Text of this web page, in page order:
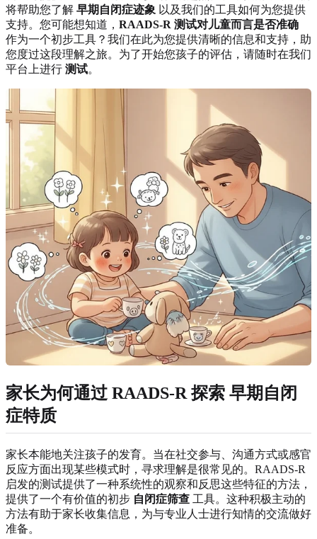
将帮助您了解 早期自闭症迹象 以及我们的工具如何为您提供
支持。您可能想知道， RAADS-R 测试对儿童而言是否准确
作为一个初步工具？我们在此为您提供清晰的信息和支持，助
您度过这段理解之旅。为了开始您孩子的评估，请随时在我们
平台上进行 测试。
家长为何通过 RAADS-R 探索 早期自闭
症特质
家长本能地关注孩子的发育。当在社交参与、沟通方式或感官
反应方面出现某些模式时，寻求理解是很常见的。RAADS-R
启发的测试提供了一种系统性的观察和反思这些特征的方法，
提供了一个有价值的初步 自闭症筛查 工具。这种积极主动的
方法有助于家长收集信息，为与专业人士进行知情的交流做好
准备。